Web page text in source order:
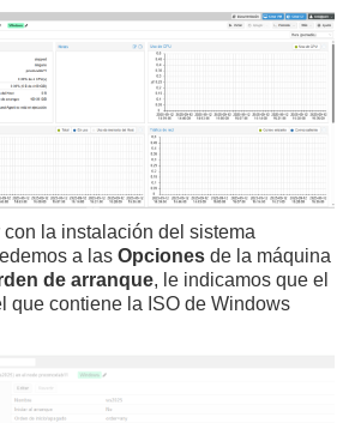
con la instalación del sistema
a lasOpciones de la máquina
de arranque, le indicamos que el
que contiene la ISO de Windows